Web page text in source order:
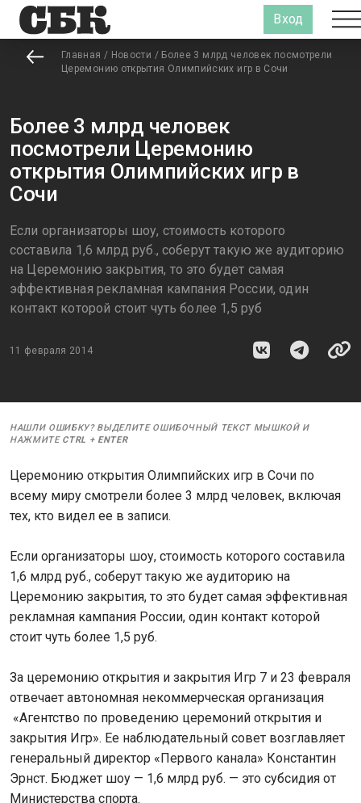
Вход
Главная / Новости / Более 3 млрд человек посмотрели
Церемонию открытия Олимпийских игр в Сочи
Более 3 млрд человек
посмотрели Церемонию
открытия Олимпийских игр в
Сочи
Если организаторы шоу, стоимость которого
составила 1,6 млрд руб., соберут такую же аудиторию
на Церемонию закрытия, то это будет самая
эффективная рекламная кампания России, один
контакт которой стоит чуть более 1,5 руб
11 февраля 2014
НАШЛИ ОШИБКУ? ВЫДЕЛИТЕ ОШИБОЧНЫЙ ТЕКСТ МЫШКОЙ И
НАЖМИТЕ CTRL + ENTER
Церемонию открытия Олимпийских игр в Сочи по
всему миру смотрели более 3 млрд человек, включая
тех, кто видел ее в записи.
Если организаторы шоу, стоимость которого составила
1,6 млрд руб., соберут такую же аудиторию на
Церемонию закрытия, то это будет самая эффективная
рекламная кампания России, один контакт которой
стоит чуть более 1,5 руб.
За церемонию открытия и закрытия Игр 7 и 23 февраля
отвечает автономная некоммерческая организация
«Агентство по проведению церемоний открытия и
закрытия Игр». Ее наблюдательный совет возглавляет
генеральный директор «Первого канала» Константин
Эрнст. Бюджет шоу — 1,6 млрд руб. — это субсидия от
Министерства спорта.